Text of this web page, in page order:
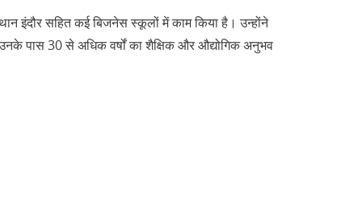
इंदौर सहित कई बिजनेस स्कूलों में काम किया है। उन्होंने
पास 30 से अधिक वर्षों का शैक्षिक और औद्योगिक अनुभव